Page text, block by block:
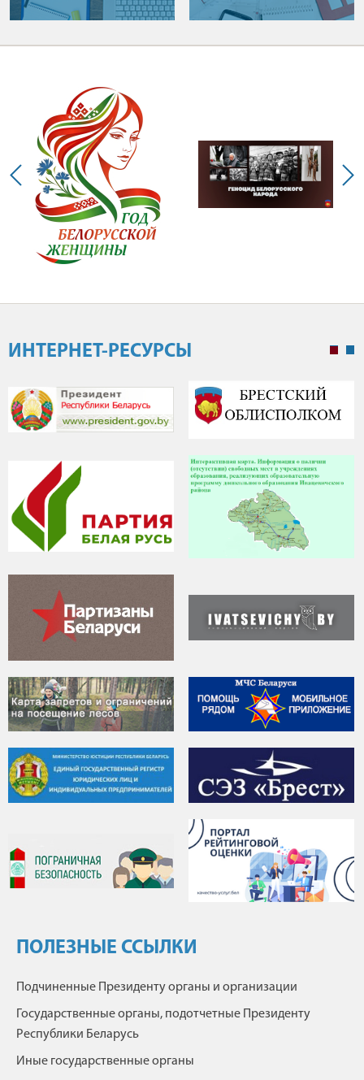
ИНТЕРНЕТ-РЕСУРСЫ
ПОЛЕЗНЫЕ ССЫЛКИ
Подчиненные Президенту органы и организации
Государственные органы, подотчетные Президенту
Республики Беларусь
Иные государственные органы